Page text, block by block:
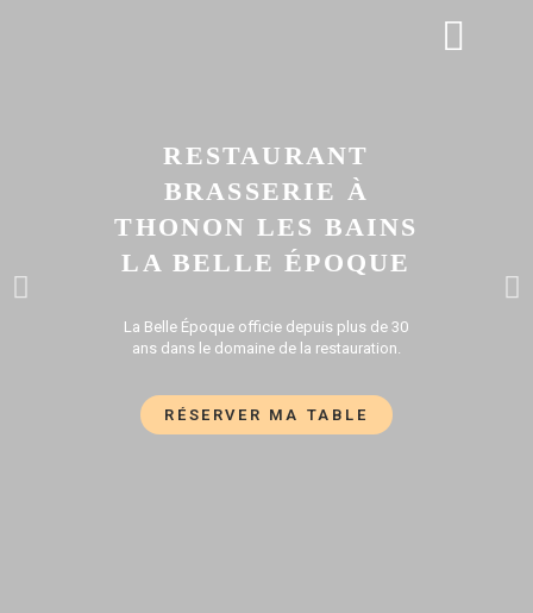
RESTAURANT
BRASSERIE À
THONON LES BAINS
LA BELLE ÉPOQUE
La Belle Époque officie depuis plus de 30
ans dans le domaine de la restauration.
RÉSERVER MA TABLE